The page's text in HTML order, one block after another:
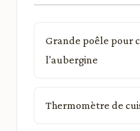
Grande poêle pour
l'aubergine
Thermomètre de